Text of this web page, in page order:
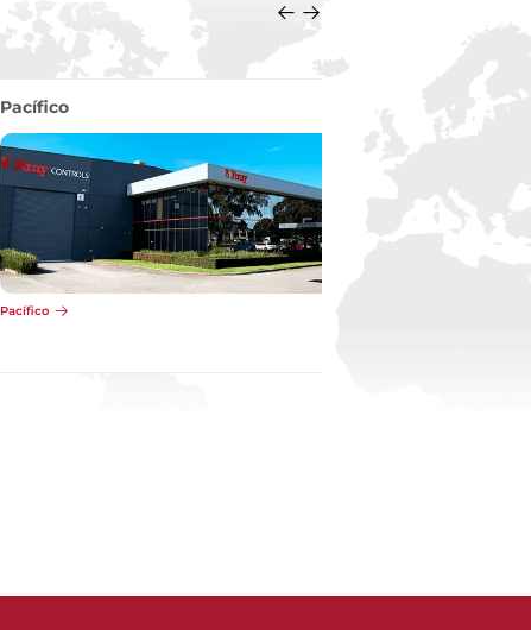
Pacífico
Pacífico